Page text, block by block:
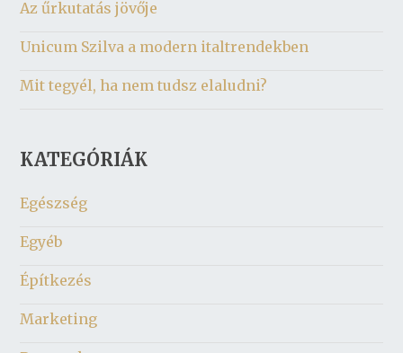
Az űrkutatás jövője
Unicum Szilva a modern italtrendekben
Mit tegyél, ha nem tudsz elaludni?
KATEGÓRIÁK
Egészség
Egyéb
Építkezés
Marketing